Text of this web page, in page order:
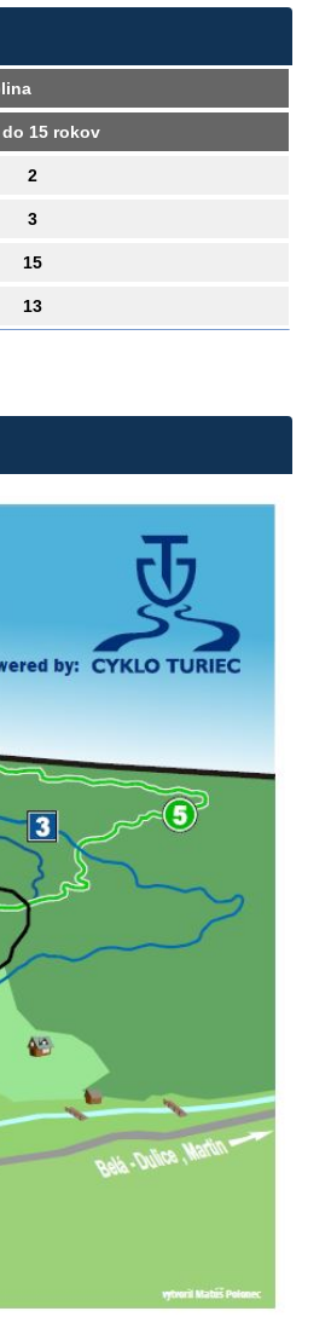
do 15 rokov
2
3
15
13